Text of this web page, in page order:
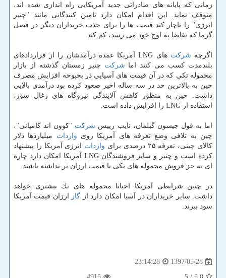
زمانی كه پایانه های صادراتی جدید آمریكایی راه اندازی شده اند،
متوقف نماید. این اقدام امكان دارد تامین كنندگانی مانند "چنیر
انرژی" را ناچار كند قیمت ها را برای جذب خریداران دیگر در فصل
گرما كه تقاضا به اوج خود می رسد، كم كند.
اگرچه شركت
های LNG آمریكا عمده درآمدشان را از قراردادهای
بلندمدت كسب می كنند اما شركت چنیر زمستان گذشته از بازار
محموله تكی كه در آن قیمت های آسیایی در بحبوحه افزایش مصرف
چین به بالاترین حد در سه ساله اخیر صعود كرده بود درآمدی بالایی
داشت. چین به منظور كاهش آلایندگی نیروگاه های زغال سوز،
استفاده از LNG را افزایش داده است.
اما به قول جیسون گبلمان، نایب رییس شركت "كوون اند كامپانی"،
چین به تلافی وضع تعرفه های آمریكا روی واردات میلیاردها دلار
كالای چینی، تعرفه ۲۵ درصدی برای
واردات انرژی آمریكا را پیشنهاد
كرده است و چنیر و سایر فروشندگان LNG آمریكا امكان دارد چاره
ای به جز فروش محموله های تكی با قیمت ارزان تر نداشته باشند.
در چنین شرایطی آمریكا احیانا محموله های تك بیشتری خواهد
داشت. سایر خریداران در آسیا امكان دارد از گاز ارزان قیمت آمریكا
سود ببرند.
1397/05/28
23:14:28